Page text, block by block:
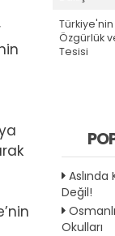
Özgürlük
Tesisi
Aslında
Değil!
Okulları